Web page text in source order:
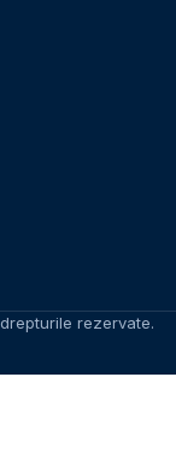
rezervate.